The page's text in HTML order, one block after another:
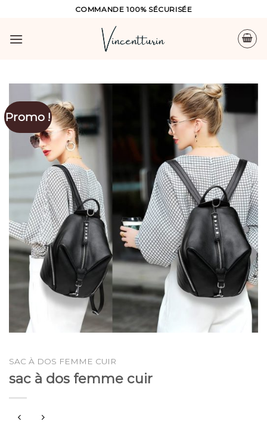
content
COMMANDE 100% SÉCURISÉE
Promo !
SAC À DOS FEMME CUIR
sac à dos femme cuir